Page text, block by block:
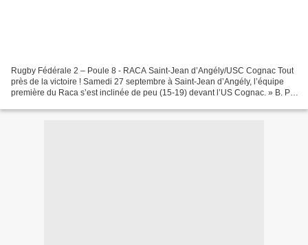
Rugby Fédérale 2 – Poule 8 - RACA Saint-Jean d’Angély/USC Cognac Tout
près de la victoire ! Samedi 27 septembre à Saint-Jean d’Angély, l’équipe
première du Raca s’est inclinée de peu (15-19) devant l’US Cognac. » B. P. -